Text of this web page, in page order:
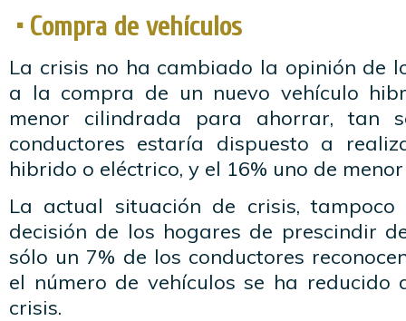
• Compra de vehículos
La crisis no ha cambiado la opinión de
a la compra de un nuevo vehículo
menor cilindrada para ahorrar, tan
conductores estaría dispuesto a
hibrido o eléctrico, y el 16% uno de
La actual situación de crisis,
decisión de los hogares de prescindir
sólo un 7% de los conductores
el número de vehículos se ha reducido
crisis.